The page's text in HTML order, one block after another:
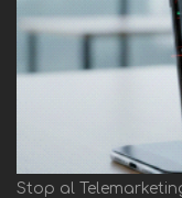
Stop al